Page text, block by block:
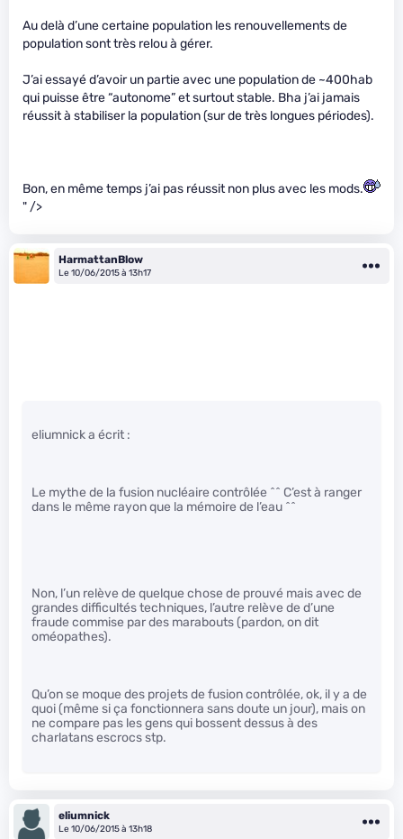
Au delà d’une certaine population les renouvellements de
population sont très relou à gérer.
J’ai essayé d’avoir un partie avec une population de ~400hab
qui puisse être “autonome” et surtout stable. Bha j’ai jamais
réussit à stabiliser la population (sur de très longues périodes).
Bon, en même temps j’ai pas réussit non plus avec les mods.
" />
HarmattanBlow
Le 10/06/2015 à 13h17
eliumnick a écrit :
Le mythe de la fusion nucléaire contrôlée ^^ C’est à ranger
dans le même rayon que la mémoire de l’eau ^^
Non, l’un relève de quelque chose de prouvé mais avec de
grandes difficultés techniques, l’autre relève de d’une
fraude commise par des marabouts (pardon, on dit
oméopathes).
Qu’on se moque des projets de fusion contrôlée, ok, il y a de
quoi (même si ça fonctionnera sans doute un jour), mais on
ne compare pas les gens qui bossent dessus à des
charlatans escrocs stp.
eliumnick
Le 10/06/2015 à 13h18